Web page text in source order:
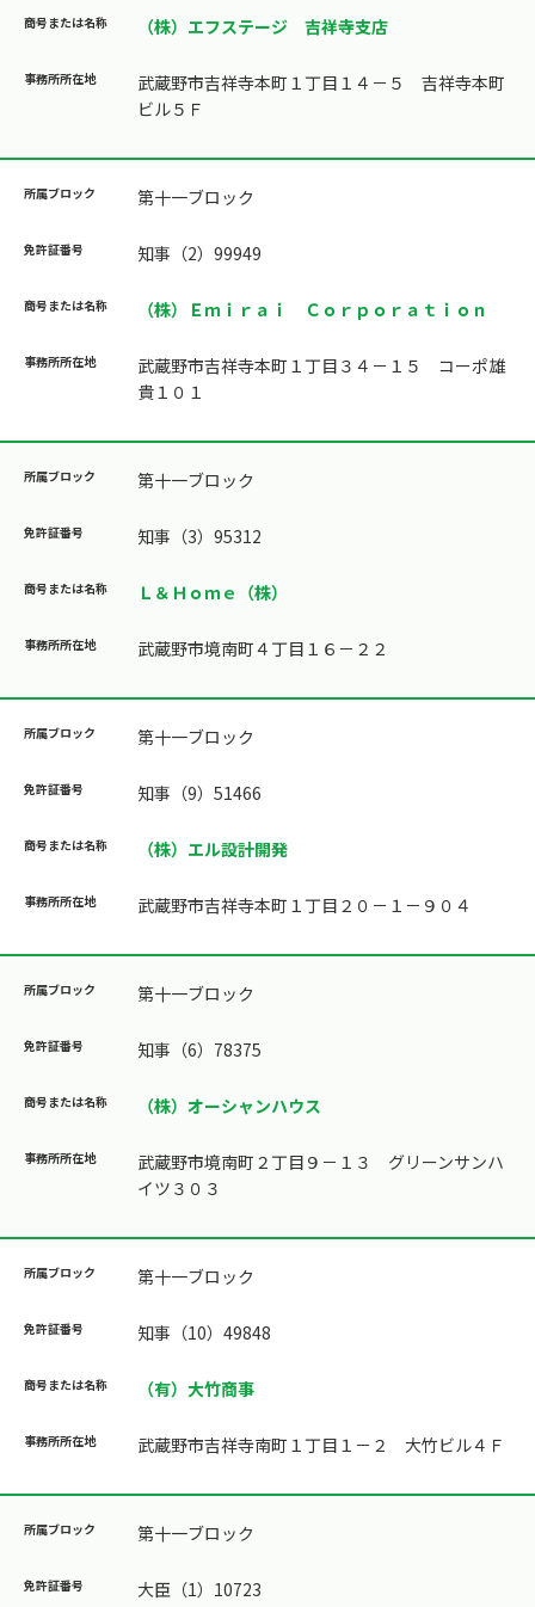
（株）エフステージ 吉祥寺支店
武蔵野市吉祥寺本町１丁目１４－５ 吉祥寺本町
ビル５Ｆ
第十一ブロック
知事（2）99949
（株）Ｅｍｉｒａｉ Ｃｏｒｐｏｒａｔｉｏｎ
武蔵野市吉祥寺本町１丁目３４－１５ コーポ雄
貴１０１
第十一ブロック
知事（3）95312
Ｌ＆Ｈｏｍｅ（株）
武蔵野市境南町４丁目１６－２２
第十一ブロック
知事（9）51466
（株）エル設計開発
武蔵野市吉祥寺本町１丁目２０－１－９０４
第十一ブロック
知事（6）78375
（株）オーシャンハウス
武蔵野市境南町２丁目９－１３ グリーンサンハ
イツ３０３
第十一ブロック
知事（10）49848
（有）大竹商事
武蔵野市吉祥寺南町１丁目１－２ 大竹ビル４Ｆ
第十一ブロック
大臣（1）10723